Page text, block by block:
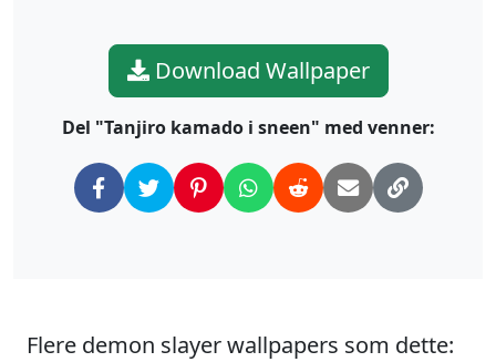
Download Wallpaper
Del "Tanjiro kamado i sneen" med venner:
Flere demon slayer wallpapers som dette: